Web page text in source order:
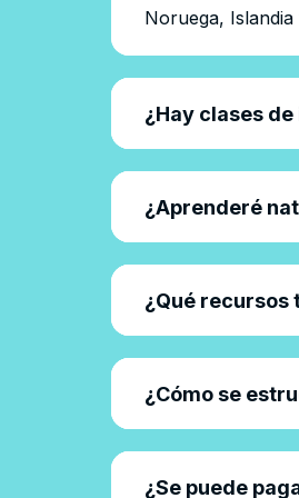
Noruega,
¿Hay clases
Efectivamente, el
cabina y en las
¿Aprenderé
Sí, el curso
inscribirte al
¿Qué recursos
Podrás acceder
oficial de AESA.
¿Cómo se
El examen de
blog para ver
¿Se puede
¡Por supuesto!
permite